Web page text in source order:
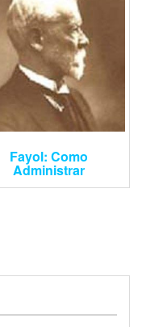
Fayol: Como
Administrar